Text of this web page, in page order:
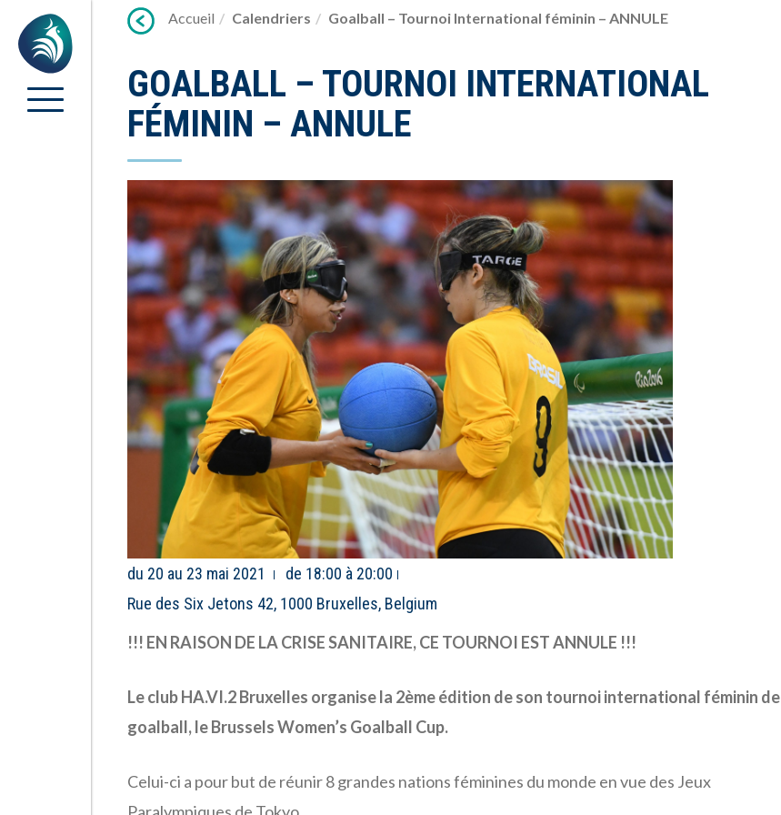
Accueil Calendriers Goalball – Tournoi International féminin – ANNULE
GOALBALL – TOURNOI INTERNATIONAL
FÉMININ – ANNULE
du 20 au 23 mai 2021
de 18:00 à 20:00
Rue des Six Jetons 42, 1000 Bruxelles, Belgium
!!! EN RAISON DE LA CRISE SANITAIRE, CE TOURNOI EST ANNULE !!!
Le club HA.VI.2 Bruxelles organise la 2ème édition de son tournoi international féminin de
goalball, le Brussels Women’s Goalball Cup.
Celui-ci a pour but de réunir 8 grandes nations féminines du monde en vue des Jeux